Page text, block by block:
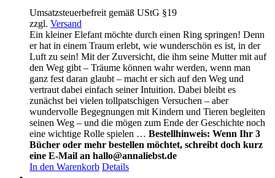
Umsatzsteuerbefreit gemäß UStG §19
zzgl. Versand
Ein kleiner Elefant möchte durch einen Ring springen! Denn
er hat in einem Traum erlebt, wie wunderschön es ist, in der
Luft zu sein! Mit der Zuversicht, die ihm seine Mutter mit auf
den Weg gibt – Träume können wahr werden, wenn man
ganz fest daran glaubt – macht er sich auf den Weg und
vertraut dabei einfach seiner Intuition. Dabei bleibt es
zunächst bei vielen tollpatschigen Versuchen – aber
wundervolle Begegnungen mit Kindern und Tieren begleiten
seinen Weg – und die mögen zum Ende der Geschichte noch
eine wichtige Rolle spielen … Bestellhinweis: Wenn Ihr 3
Bücher oder mehr bestellen möchtet, schreibt doch kurz
eine E-Mail an hallo@annaliebst.de
In den Warenkorb Details